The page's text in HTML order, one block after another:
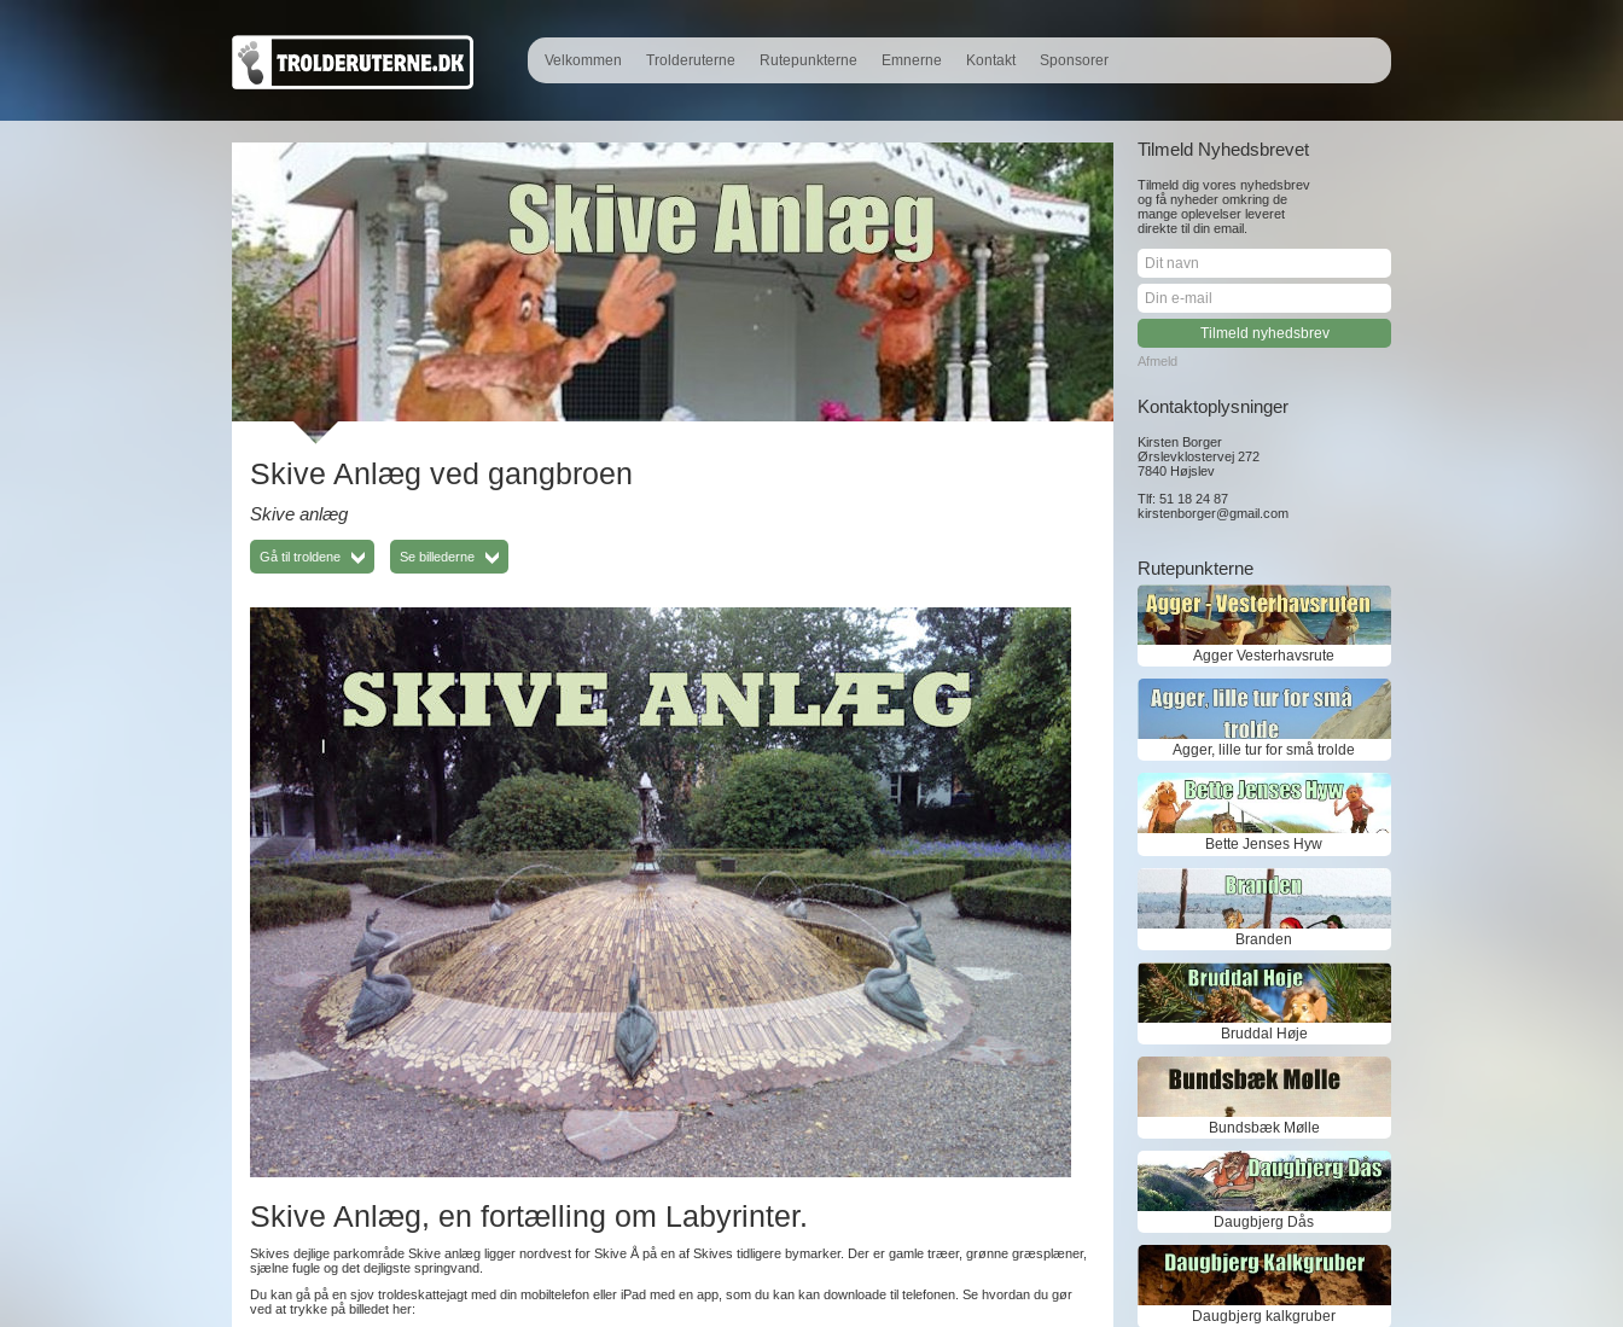
Skive Anlæg ved gangbroen
Skive anlæg
Gå til troldene Se billederne
Skive Anlæg, en fortælling om Labyrinter.
Skives dejlige parkområde Skive anlæg ligger nordvest for Skive Å på en af Skives tidligere bymarker. Der er gamle træer, grønne græsplæner,
sjælne fugle og det dejligste springvand.
Du kan gå på en sjov troldeskattejagt med din mobiltelefon eller iPad med en app, som du kan kan downloade til telefonen. Se hvordan du gør
ved at trykke på billedet her:
Velkommen Trolderuterne Rutepunkterne Emnerne Kontakt Sponsorer
Tilmeld Nyhedsbrevet
Tilmeld dig vores nyhedsbrev
og få nyheder omkring de
mange oplevelser leveret
direkte til din email.
Afmeld
Kontaktoplysninger
Kirsten Borger
Ørslevklostervej 272
7840 Højslev
Tlf: 51 18 24 87
kirstenborger@gmail.com
Rutepunkterne
Agger Vesterhavsrute
Agger, lille tur for små trolde
Bette Jenses Hyw
Branden
Bruddal Høje
Bundsbæk Mølle
Daugbjerg Dås
Daugbjerg kalkgruber